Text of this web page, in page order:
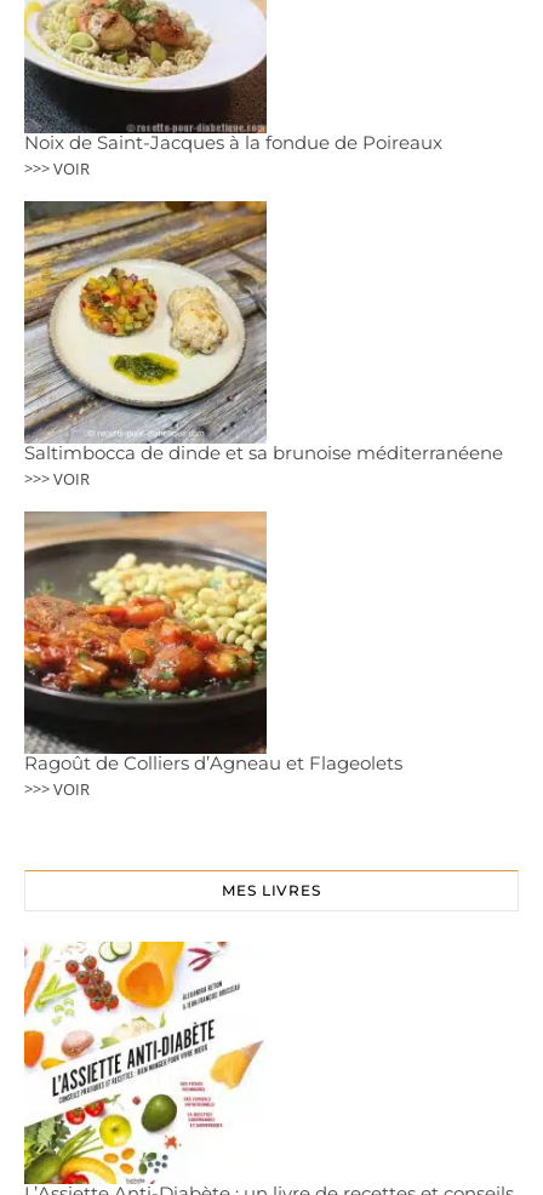
Noix de Saint-Jacques à la fondue de Poireaux
>>> VOIR
Saltimbocca de dinde et sa brunoise méditerranéene
>>> VOIR
Ragoût de Colliers d’Agneau et Flageolets
>>> VOIR
MES LIVRES